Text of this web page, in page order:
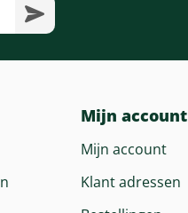
Mijn account
Mijn account
Klant adressen